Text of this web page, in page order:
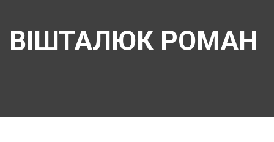
ВІШТАЛЮК РОМАН